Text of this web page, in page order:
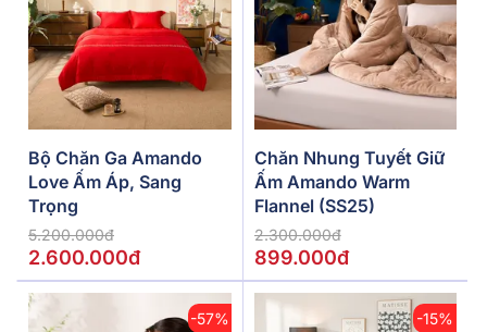
Bộ Chăn Ga Amando
Love Ấm Áp, Sang
Trọng
5.200.000đ
2.600.000đ
Chăn Nhung Tuyết Giữ
Ấm Amando Warm
Flannel (SS25)
2.300.000đ
899.000đ
-57% -15%